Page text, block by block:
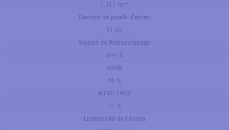
0.311 mm
Densité de pixels d'écran
81 ppi
Source de Rétroéclairage
W-LED
sRGB
96 %
NTSC 1953
72 %
Luminosité de l'écran